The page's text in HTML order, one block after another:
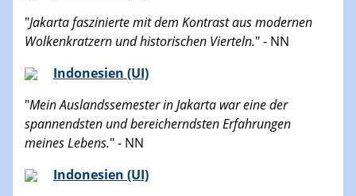
"Jakarta faszinierte mit dem Kontrast aus modernen
Wolkenkratzern und historischen Vierteln." - NN
Indonesien (UI)
"Mein Auslandssemester in Jakarta war eine der
spannendsten und bereicherndsten Erfahrungen
meines Lebens." - NN
Indonesien (UI)